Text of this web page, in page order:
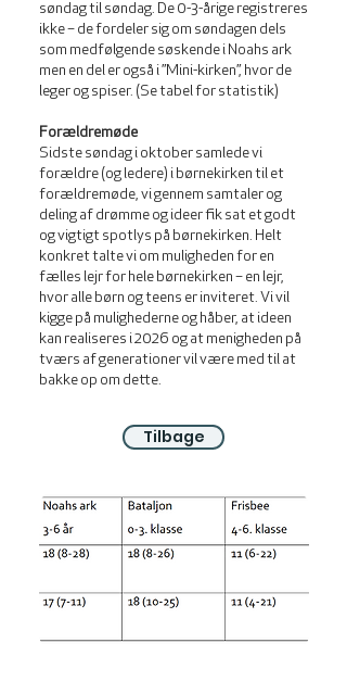
søndag til søndag. De 0-3-årige registreres
ikke – de fordeler sig om søndagen dels
som medfølgende søskende i Noahs ark
men en del er også i ”Mini-kirken”, hvor de
leger og spiser. (Se tabel for statistik)
Forældremøde
Sidste søndag i oktober samlede vi
forældre (og ledere) i børnekirken til et
forældremøde, vi gennem samtaler og
deling af drømme og ideer fik sat et godt
og vigtigt spotlys på børnekirken. Helt
konkret talte vi om muligheden for en
fælles lejr for hele børnekirken – en lejr,
hvor alle børn og teens er inviteret. Vi vil
kigge på mulighederne og håber, at ideen
kan realiseres i 2026 og at menigheden på
tværs af generationer vil være med til at
bakke op om dette.
Tilbage